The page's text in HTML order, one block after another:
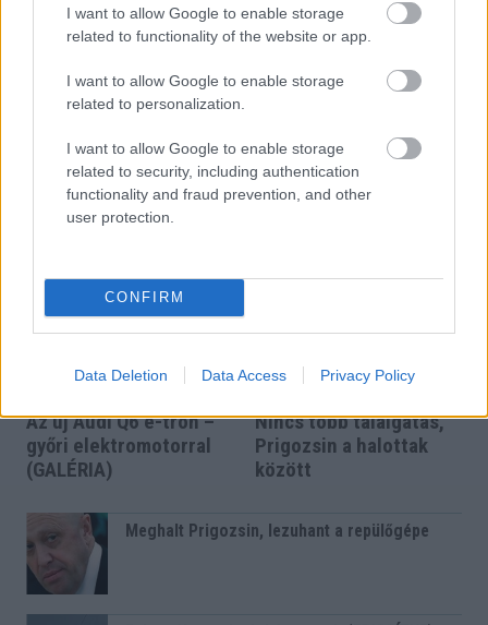
I want to allow Google to enable storage
related to functionality of the website or app.
I want to allow Google to enable storage
related to personalization.
I want to allow Google to enable storage
related to security, including authentication
functionality and fraud prevention, and other
user protection.
CONFIRM
Data Deletion Data Access Privacy Policy
fokozása a
cél a
Hungaroringen
Széchenyi-
egyetemen
Nobel-díjat
kap
NAGYVILÁG
Az új Audi Q6 e-tron –
győri elektromotorral
(GALÉRIA)
Nincs több találgatás,
Prigozsin a halottak
között
Meghalt Prigozsin, lezuhant a repülőgépe